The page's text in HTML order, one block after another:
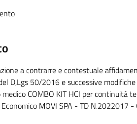
a contrarre e contestuale
D,Lgs 50/2016 e successive
COMBO KIT HCI per continuità
MOVI SPA - TD N.2022017 -